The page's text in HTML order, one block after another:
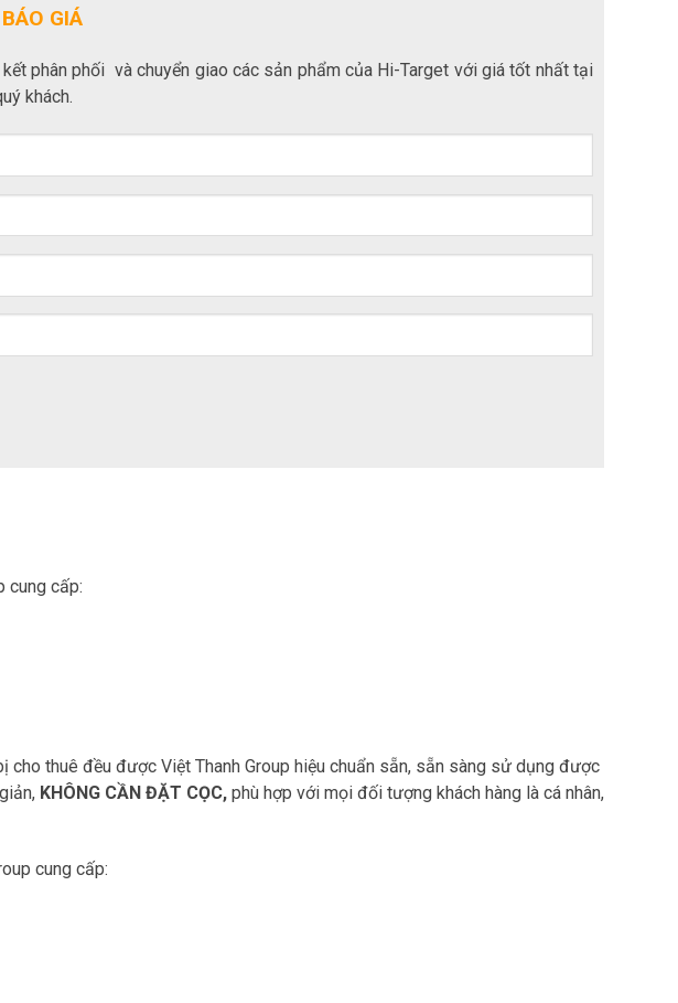
GIÁ
phân phối và chuyển giao các sản phẩm của Hi-Target với giá tốt nhất tại
khách.
cung cấp:
cho thuê đều được Việt Thanh Group hiệu chuẩn sẵn, sẵn sàng sử dụng được
KHÔNG CẦN ĐẶT CỌC, phù hợp với mọi đối tượng khách hàng là cá nhân,
cung cấp: